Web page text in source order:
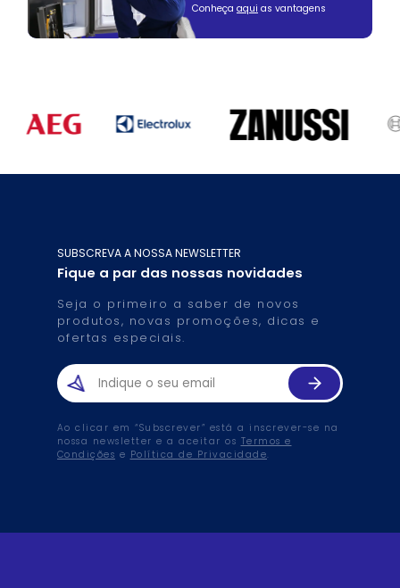
Conheça aqui as vantagens
SUBSCREVA A NOSSA NEWSLETTER
Fique a par das nossas novidades
Seja o primeiro a saber de novos
produtos, novas promoções, dicas e
ofertas especiais.
Ao clicar em “Subscrever” está a inscrever-se na
nossa newsletter e a aceitar os Termos e
Condições e Política de Privacidade.